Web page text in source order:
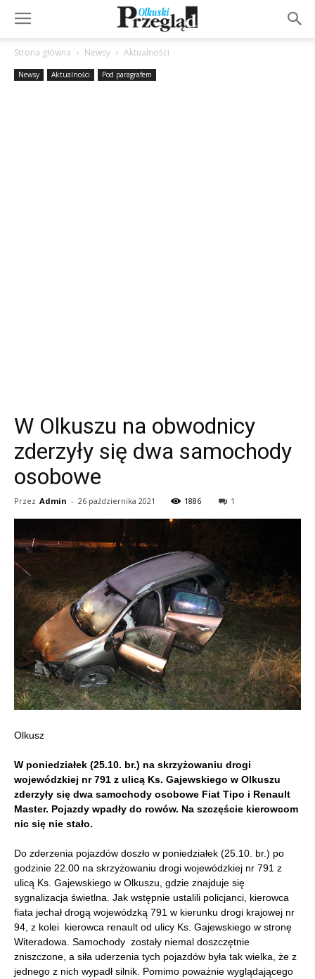
Strona główna Newsy Aktualności
Newsy Aktualności Pod paragrafem
W Olkuszu na obwodnicy
zderzyły się dwa samochody
osobowe
Przez Admin - 26 października 2021 1886 1
Olkusz
W poniedziałek (25.10. br.) na skrzyżowaniu drogi
wojewódzkiej nr 791 z ulicą Ks. Gajewskiego w Olkuszu
zderzyły się dwa samochody osobowe Fiat Tipo i Renault
Master. Pojazdy wpadły do rowów. Na szczęście kierowcom
nic się nie stało.
Do zderzenia pojazdów doszło w poniedziałek (25.10. br.) po
godzinie 22.00 na skrzyżowaniu drogi wojewódzkiej nr 791 z
ulicą Ks. Gajewskiego w Olkuszu, gdzie znajduje się
sygnalizacja świetlna. Jak wstępnie ustalili policjanci, kierowca
fiata jechał drogą wojewódzką 791 w kierunku drogi krajowej nr
94, z kolei kierowca renault od ulicy Ks. Gajewskiego w stronę
Witeradowa. Samochody zostały niemal doszczętnie
zniszczone, a siła uderzenia tych pojazdów była tak wielka, że z
jednego z nich wypadł silnik. Pomimo poważnie wyglądającego